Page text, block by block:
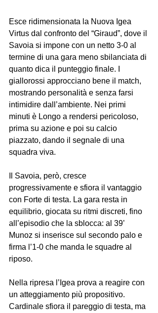
Esce ridimensionata la Nuova Igea
Virtus dal confronto del “Giraud”, dove il
Savoia si impone con un netto 3-0 al
termine di una gara meno sbilanciata di
quanto dica il punteggio finale. I
giallorossi approcciano bene il match,
mostrando personalità e senza farsi
intimidire dall’ambiente. Nei primi
minuti è Longo a rendersi pericoloso,
prima su azione e poi su calcio
piazzato, dando il segnale di una
squadra viva.
Il Savoia, però, cresce
progressivamente e sfiora il vantaggio
con Forte di testa. La gara resta in
equilibrio, giocata su ritmi discreti, fino
all’episodio che la sblocca: al 39’
Munoz si inserisce sul secondo palo e
firma l’1-0 che manda le squadre al
riposo.
Nella ripresa l’Igea prova a reagire con
un atteggiamento più propositivo.
Cardinale sfiora il pareggio di testa, ma